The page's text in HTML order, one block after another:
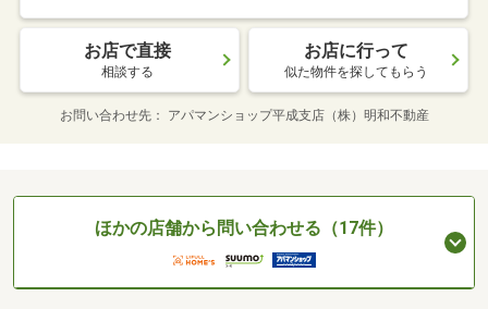
お店で直接
相談する
お店に行って
似た物件を探してもらう
お問い合わせ先 アパマンショップ平成支店（株）明和不動産
ほかの店舗から問い合わせる（17件）